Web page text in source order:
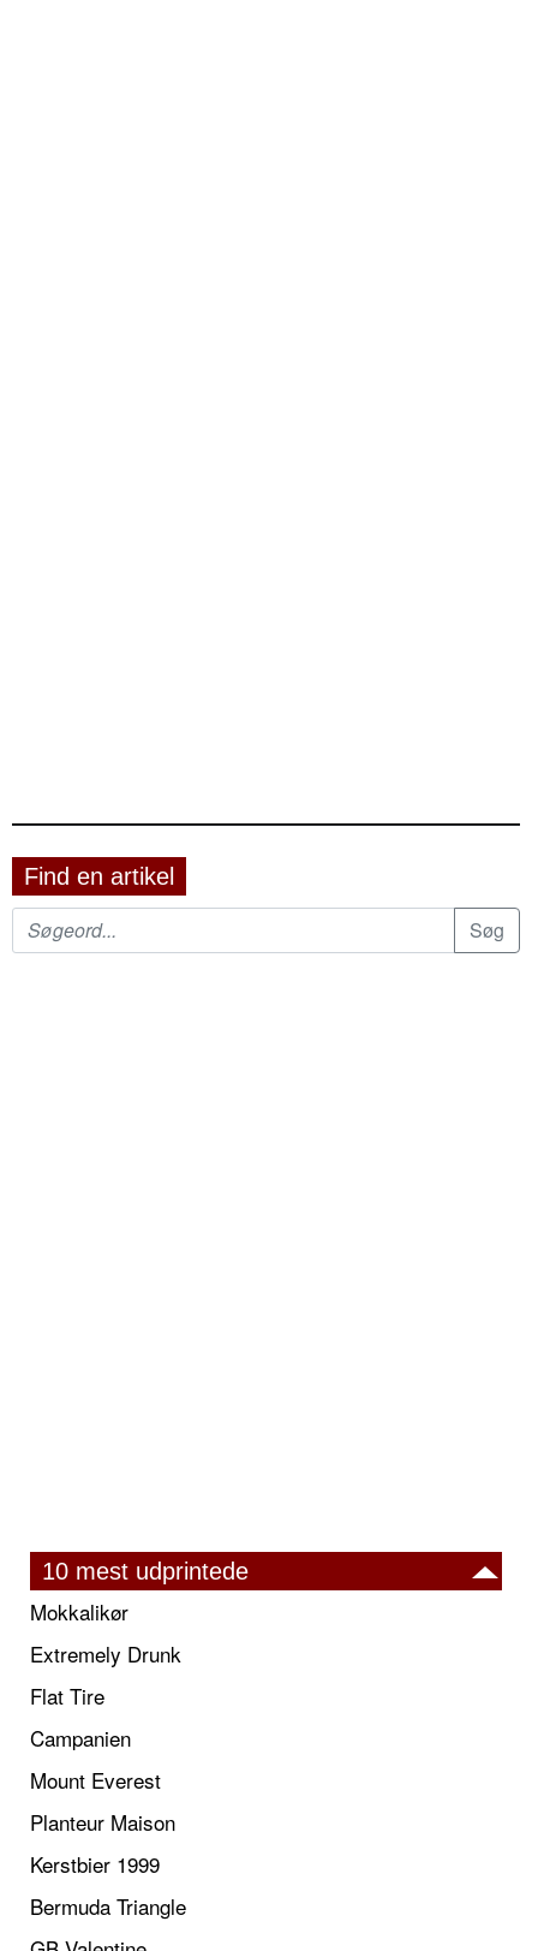
Find en artikel
10 mest udprintede
Mokkalikør
Extremely Drunk
Flat Tire
Campanien
Mount Everest
Planteur Maison
Kerstbier 1999
Bermuda Triangle